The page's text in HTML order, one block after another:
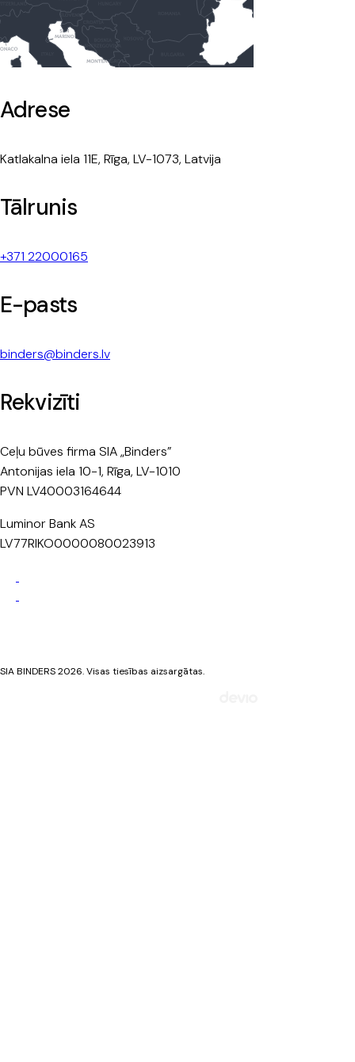
Adrese
Katlakalna iela 11E, Rīga, LV-1073, Latvija
Tālrunis
+371 22000165
E-pasts
binders@binders.lv
Rekvizīti
Ceļu būves firma SIA „Binders”
Antonijas iela 10-1, Rīga, LV-1010
PVN LV40003164644
Luminor Bank AS
LV77RIKO0000080023913
SIA BINDERS 2026. Visas tiesības aizsargātas.